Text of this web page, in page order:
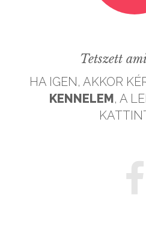
Tetszett
HA IGEN, AKKOR
KENNELEM, A